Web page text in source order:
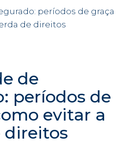
de
períodos de
evitar a
direitos